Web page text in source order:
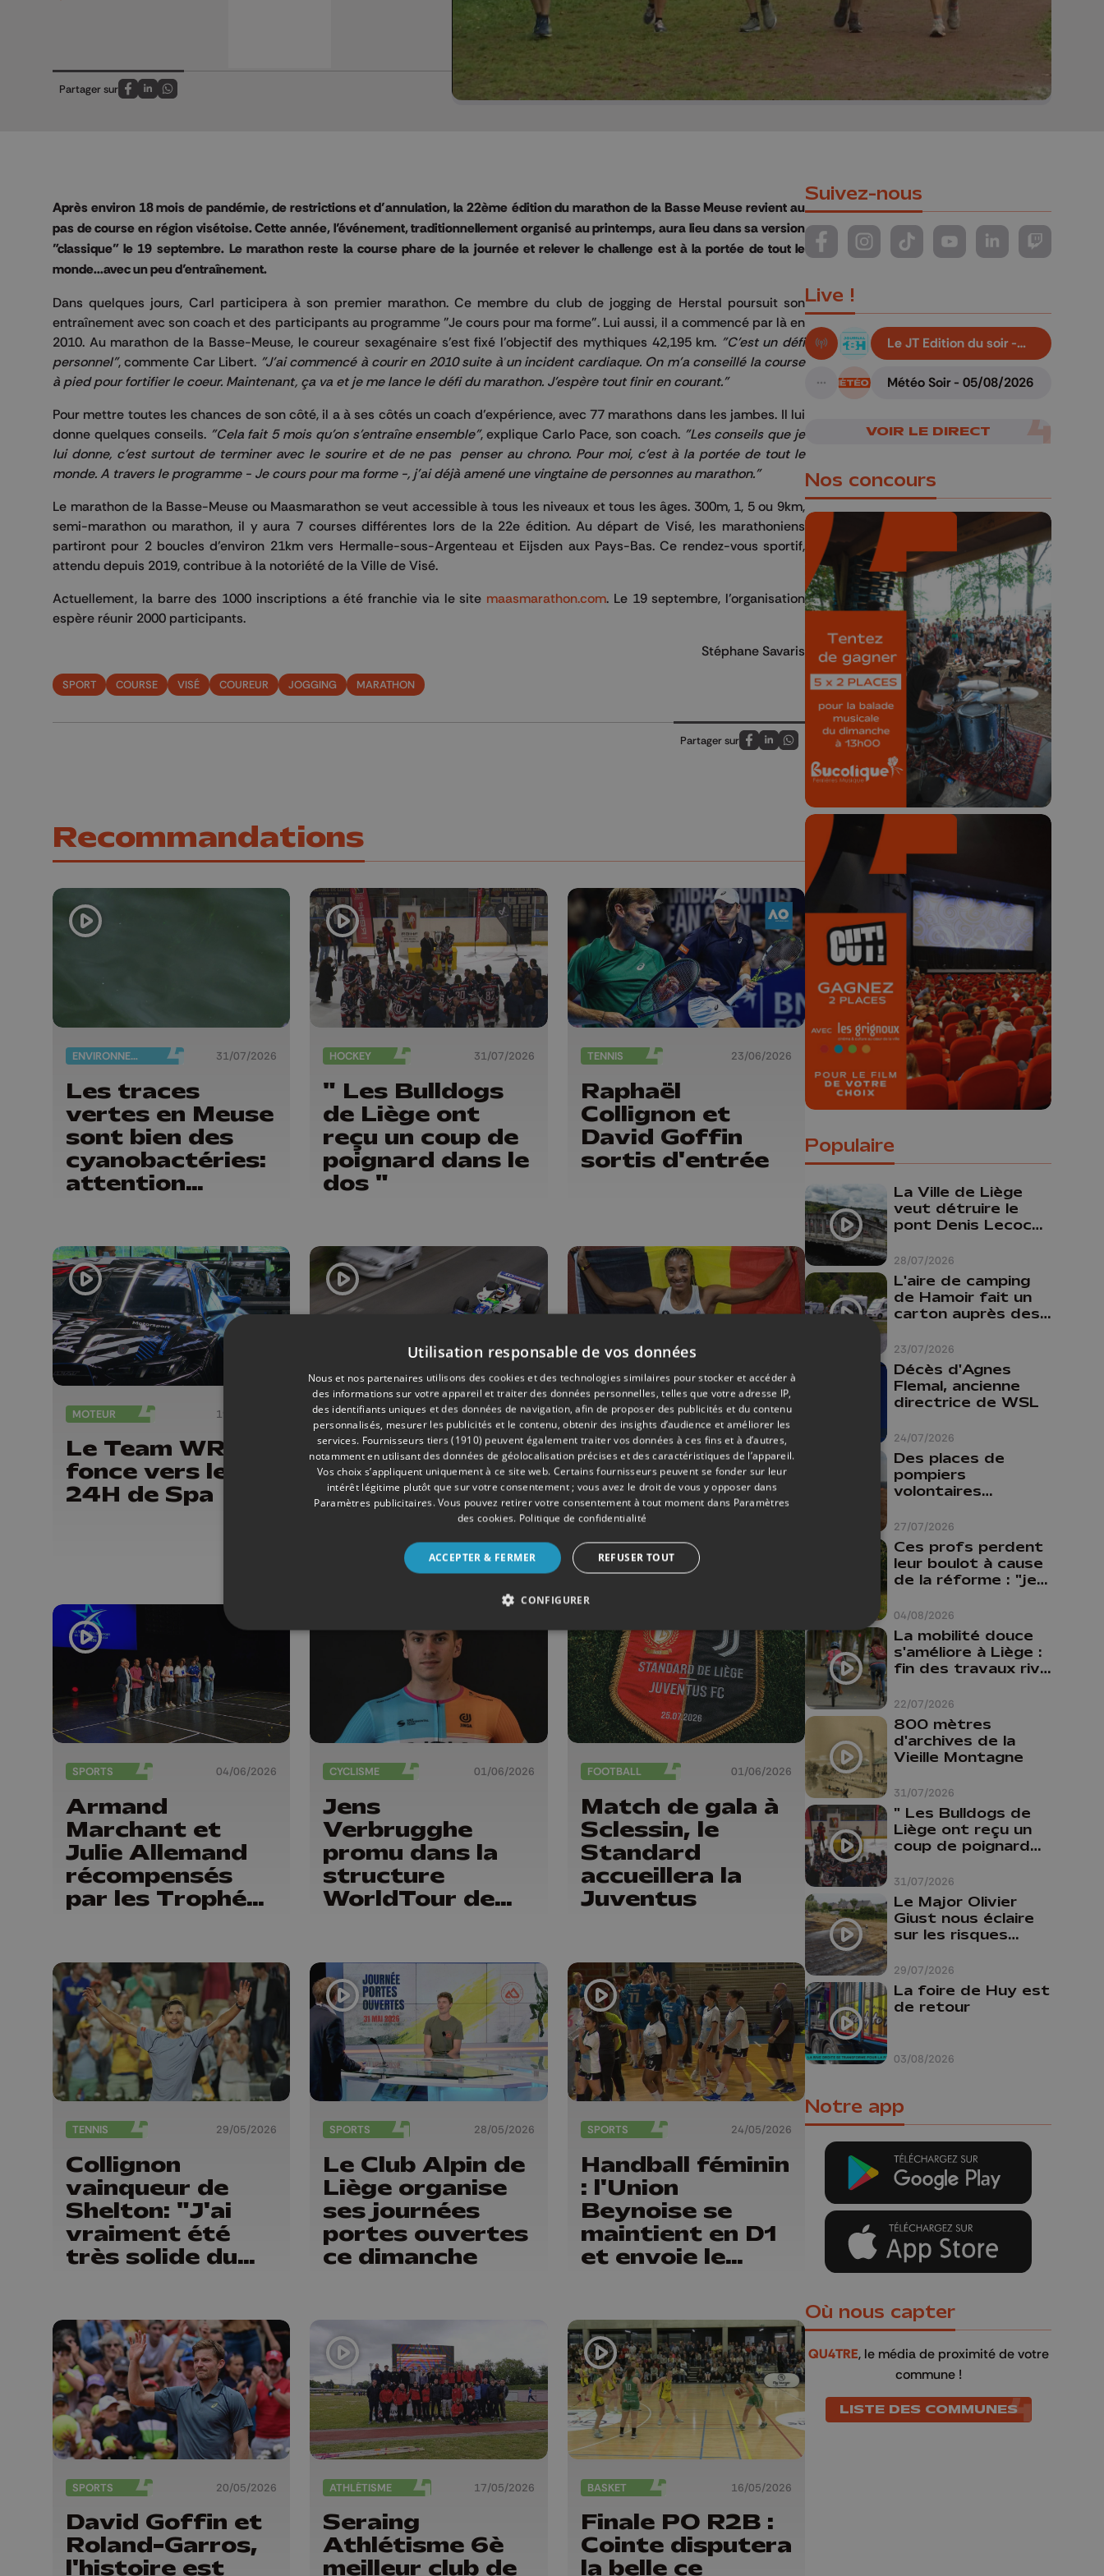
Partager sur
Partagez sur FaceBook
Partagez sur LinkedIn
Partagez sur Whatsapp
Après environ 18 mois de pandémie, de restrictions et d’annulation, la 22ème édition du marathon de la Basse Meuse revient au
pas de course en région visétoise. Cette année, l’événement, traditionnellement organisé au printemps, aura lieu dans sa version
"classique" le 19 septembre. Le marathon reste la course phare de la journée et relever le challenge est à la portée de tout le
monde...avec un peu d’entraînement.
Dans quelques jours, Carl participera à son premier marathon. Ce membre du club de jogging de Herstal poursuit son
entraînement avec son coach et des participants au programme "Je cours pour ma forme". Lui aussi, il a commencé par là en
2010. Au marathon de la Basse-Meuse, le coureur sexagénaire s’est fixé l’objectif des mythiques 42,195 km. "C'est un défi
personnel", commente Car Libert. "J'ai commencé à courir en 2010 suite à un incident cardiaque. On m'a conseillé la course
à pied pour fortifier le coeur. Maintenant, ça va et je me lance le défi du marathon. J'espère tout finir en courant."
Pour mettre toutes les chances de son côté, il a à ses côtés un coach d’expérience, avec 77 marathons dans les jambes. Il lui
donne quelques conseils. "Cela fait 5 mois qu'on s'entraîne ensemble", explique Carlo Pace, son coach. "Les conseils que je
lui donne, c'est surtout de terminer avec le sourire et de ne pas penser au chrono. Pour moi, c'est à la portée de tout le
monde. A travers le programme - Je cours pour ma forme -, j'ai déjà amené une vingtaine de personnes au marathon."
Le marathon de la Basse-Meuse ou Maasmarathon se veut accessible à tous les niveaux et tous les âges. 300m, 1, 5 ou 9km,
semi-marathon ou marathon, il y aura 7 courses différentes lors de la 22e édition. Au départ de Visé, les marathoniens
partiront pour 2 boucles d’environ 21km vers Hermalle-sous-Argenteau et Eijsden aux Pays-Bas. Ce rendez-vous sportif,
attendu depuis 2019, contribue à la notoriété de la Ville de Visé.
Actuellement, la barre des 1000 inscriptions a été franchie via le site maasmarathon.com. Le 19 septembre, l’organisation
espère réunir 2000 participants.
Stéphane Savaris
SPORT COURSE VISÉ COUREUR JOGGING MARATHON
Partager sur
Partagez sur FaceBook
Partagez sur LinkedIn
Partagez sur Whatsapp
Recommandations
ENVIRONNEMENT 31/07/2026
Les traces
vertes en Meuse
sont bien des
cyanobactéries:
attention
HOCKEY 31/07/2026
" Les Bulldogs
de Liège ont
reçu un coup de
poignard dans le
dos "
TENNIS 23/06/2026
Raphaël
Collignon et
David Goffin
sortis d'entrée
MOTEUR 19/06/2026
Le Team WRT
fonce vers les
24H de Spa
MOTEUR 15/06/2026
La course de
côte des 36
tournants est
de retour après
d'absence
SPORTS 12/06/2026
Nafi Thiam sera
à Liège le 15
juillet
SPORTS 04/06/2026
Armand
Marchant et
Julie Allemand
récompensés
par les Trophées
Liège
CYCLISME 01/06/2026
Jens
Verbrugghe
promu dans la
structure
WorldTour de
FOOTBALL 01/06/2026
Match de gala à
Sclessin, le
Standard
accueillera la
Juventus
TENNIS 29/05/2026
Collignon
vainqueur de
Shelton: "J'ai
vraiment été
très solide du
SPORTS 28/05/2026
Le Club Alpin de
Liège organise
ses journées
portes ouvertes
ce dimanche
SPORTS 24/05/2026
Handball féminin
: l'Union
Beynoise se
maintient en D1
et envoie le
SPORTS 20/05/2026
David Goffin et
Roland-Garros,
l'histoire est
ATHLÉTISME 17/05/2026
Seraing
Athlétisme 6è
meilleur club de
BASKET 16/05/2026
Finale PO R2B :
Cointe disputera
la belle ce
Suivez-nous
Suivez-nous sur FaceBook
Suivez-nous sur Instagram
Suivez-nous sur TikTok
Suivez-nous sur YouTube
Suivez-nous sur
Suivez-
Live !
En live!
Le JT Edition du soir -
05/08/2026
A suivre
Météo Soir - 05/08/2026
VOIR LE DIRECT
Nos concours
🎁 Gagnez 5x2
places pour le
Bucolique Ferrières
Festival 🌿🎶
Concours valable jusqu'au 9 août,
23h59.
🎬 Concours CUT x
Les Grignoux ✨
Concours permanent - 2 places à
gagner chaque semaine !
Populaire
28/07/2026
La Ville de Liège
veut détruire le
pont Denis Lecocq
budget pour le
faire
23/07/2026
L'aire de camping
de Hamoir fait un
carton auprès des
24/07/2026
Décès d'Agnes
Flemal, ancienne
directrice de WSL
27/07/2026
Des places de
pompiers
volontaires
province de Liège :
"Un citoyen qui
n'est formé ne
peut pas nous
aider"
04/08/2026
Ces profs perdent
leur boulot à cause
de la réforme : "je
comme prof que
comme
pharmacienne"
22/07/2026
La mobilité douce
s'améliore à Liège :
fin des travaux rive
cyclo-piétonnes
Avroy et
Guillemins...
31/07/2026
800 mètres
d'archives de la
Vieille Montagne
31/07/2026
" Les Bulldogs de
Liège ont reçu un
coup de poignard
29/07/2026
Le Major Olivier
Giust nous éclaire
sur les risques
Belgique : "Un
incendie comme en
Gironde ne pourrait
pas avoir lieu chez
03/08/2026
La foire de Huy est
de retour
Notre app
Où nous capter
QU4TRE, le média de proximité de votre
commune !
LISTE DES COMMUNES
Utilisation responsable de vos données
Nous et nos partenaires utilisons des cookies et des technologies similaires pour stocker et accéder à
des informations sur votre appareil et traiter des données personnelles, telles que votre adresse IP,
des identifiants uniques et des données de navigation, afin de proposer des publicités et du contenu
personnalisés, mesurer les publicités et le contenu, obtenir des insights d’audience et améliorer les
services. Fournisseurs tiers (1910) peuvent également traiter vos données à ces fins et à d’autres,
notamment en utilisant des données de géolocalisation précises et des caractéristiques de l’appareil.
Vos choix s’appliquent uniquement à ce site web. Certains fournisseurs peuvent se fonder sur leur
intérêt légitime plutôt que sur votre consentement ; vous avez le droit de vous y opposer dans
Paramètres publicitaires. Vous pouvez retirer votre consentement à tout moment dans Paramètres
des cookies. Politique de confidentialité
ACCEPTER & FERMER REFUSER TOUT
CONFIGURER